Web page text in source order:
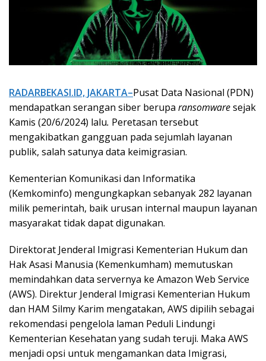
RADARBEKASI.ID, JAKARTA–Pusat Data Nasional (PDN)
mendapatkan serangan siber berupa ransomwaresejak
Kamis (20/6/2024) lalu. Peretasan tersebut
mengakibatkan gangguan pada sejumlah layanan
publik, salah satunya data keimigrasian.
Kementerian Komunikasi dan Informatika
(Kemkominfo) mengungkapkan sebanyak 282 layanan
milik pemerintah, baik urusan internal maupun layanan
masyarakat tidak dapat digunakan.
Direktorat Jenderal Imigrasi Kementerian Hukum dan
Hak Asasi Manusia (Kemenkumham) memutuskan
memindahkan data servernya ke Amazon Web Service
(AWS). Direktur Jenderal Imigrasi Kementerian Hukum
dan HAM Silmy Karim mengatakan, AWS dipilih sebagai
rekomendasi pengelola laman Peduli Lindungi
Kementerian Kesehatan yang sudah teruji. Maka AWS
menjadi opsi untuk mengamankan data Imigrasi,